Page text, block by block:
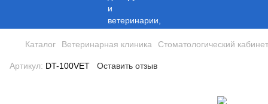
Каталог Ветеринарная клиника Стоматологический кабинет
Артикул: DT-100VET Оставить отзыв